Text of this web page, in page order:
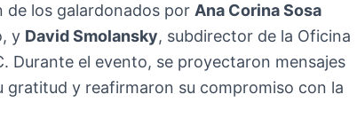
de los galardonados por Ana Corina Sosa
y David Smolansky, subdirector de la Oficina
Durante el evento, se proyectaron mensajes
gratitud y reafirmaron su compromiso con la